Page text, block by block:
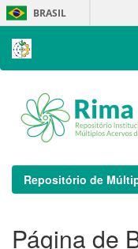
Skip
navigation
BRASIL
Repositório de
Página de